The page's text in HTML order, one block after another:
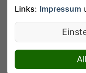
5 Nächte -
Wohlfühlen
mit
5 Nächte von/bis
Links: Impressum